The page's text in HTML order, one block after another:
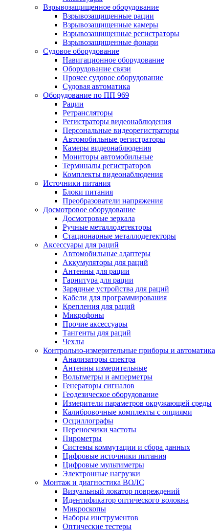
Взрывозащищенное оборудование
Взрывозащищенные рации
Взрывозащищенные камеры
Взрывозащищенные регистраторы
Взрывозащищенные фонари
Судовое оборудование
Навигационное оборудование
Оборудование связи
Прочее судовое оборудование
Судовая автоматика
Оборудование по ПП 969
Рации
Ретрансляторы
Регистраторы видеонаблюдения
Персональные видеорегистраторы
Автомобильные регистраторы
Камеры видеонаблюдения
Мониторы автомобильные
Терминалы регистраторов
Комплекты видеонаблюдения
Источники питания
Блоки питания
Преобразователи напряжения
Досмотровое оборудование
Досмотровые зеркала
Ручные металлодетекторы
Стационарные металлодетекторы
Аксессуары для раций
Автомобильные адаптеры
Аккумуляторы для раций
Антенны для рации
Гарнитура для рации
Зарядные устройства для раций
Кабели для программирования
Крепления для раций
Микрофоны
Прочие аксессуары
Тангенты для раций
Чехлы
Контрольно-измерительные приборы и автоматика
Анализаторы спектра
Антенны измерительные
Вольтметры и амперметры
Генераторы сигналов
Геодезическое оборудование
Измерители параметров окружающей среды
Калибровочные комплекты с опциями
Осциллографы
Переносчики частоты
Пирометры
Системы коммутации и сбора данных
Цифровые источники питания
Цифровые мультиметры
Электронные нагрузки
Монтаж и диагностика ВОЛС
Визуальный локатор повреждений
Идентификатор оптического волокна
Микроскопы
Наборы инструментов
Оптические тестеры